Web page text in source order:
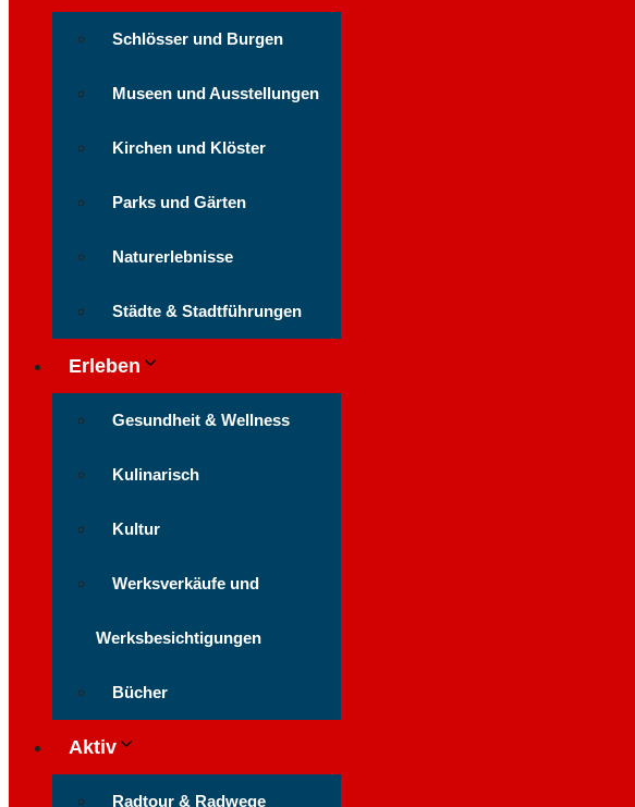
Schlösser und Burgen
Museen und Ausstellungen
Kirchen und Klöster
Parks und Gärten
Naturerlebnisse
Städte & Stadtführungen
Erleben
Gesundheit & Wellness
Kulinarisch
Kultur
Werksverkäufe und
Werksbesichtigungen
Bücher
Aktiv
Radtour & Radwege